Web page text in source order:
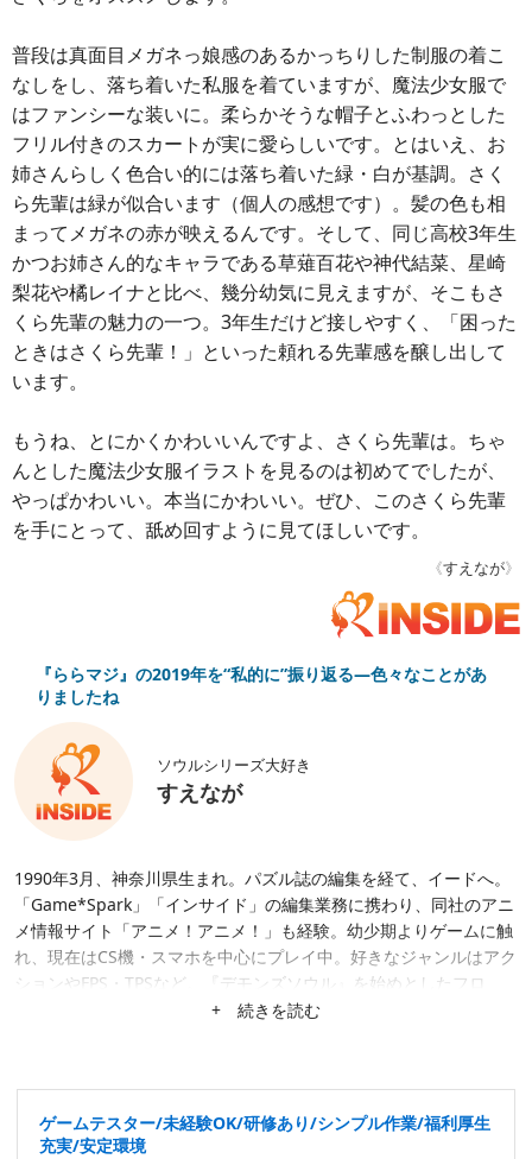
普段は真面目メガネっ娘感のあるかっちりした制服の着こ
なしをし、落ち着いた私服を着ていますが、魔法少女服で
はファンシーな装いに。柔らかそうな帽子とふわっとした
フリル付きのスカートが実に愛らしいです。とはいえ、お
姉さんらしく色合い的には落ち着いた緑・白が基調。さく
ら先輩は緑が似合います（個人の感想です）。髪の色も相
まってメガネの赤が映えるんです。そして、同じ高校3年生
かつお姉さん的なキャラである草薙百花や神代結菜、星崎
梨花や橘レイナと比べ、幾分幼気に見えますが、そこもさ
くら先輩の魅力の一つ。3年生だけど接しやすく、「困った
ときはさくら先輩！」といった頼れる先輩感を醸し出して
います。
もうね、とにかくかわいいんですよ、さくら先輩は。ちゃ
んとした魔法少女服イラストを見るのは初めてでしたが、
やっぱかわいい。本当にかわいい。ぜひ、このさくら先輩
を手にとって、舐め回すように見てほしいです。
《すえなが》
『ららマジ』の2019年を“私的に”振り返る―色々なことがあ
りましたね
ソウルシリーズ大好き
すえなが
1990年3月、神奈川県生まれ。パズル誌の編集を経て、イードへ。
「Game*Spark」「インサイド」の編集業務に携わり、同社のアニ
メ情報サイト「アニメ！アニメ！」も経験。幼少期よりゲームに触
れ、現在はCS機・スマホを中心にプレイ中。好きなジャンルはアク
ションやFPS・TPSなど。『デモンズソウル』を始めとしたフロ
ム・ソフトウェアの「ソウルシリーズ」や、2020年にサービスを終
E』の新作を待ち望んでいたりする。
+ 続きを読む
ゲームテスター/未経験OK/研修あり/シンプル作業/福利厚生
充実/安定環境